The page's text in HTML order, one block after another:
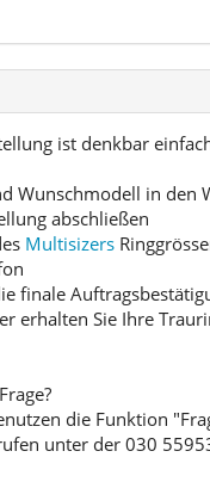
ist denkbar
Wunschmodell in den
abschließen
Multisizers
finale
erhalten Sie Ihre
die Funktion
unter der 030